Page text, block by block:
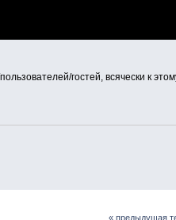
гостей, всячески к
« предыдущая